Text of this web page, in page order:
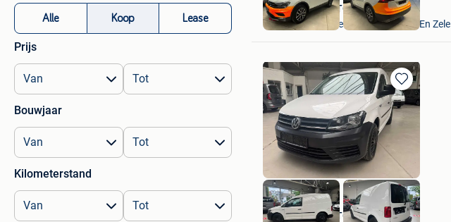
Alle Koop Lease
Prijs
Bouwjaar
Kilometerstand
VAVATO Auctions
Lokeren+Deel Overmere En Zele
Bewaren
in
Mijn
VAVATO Auctions